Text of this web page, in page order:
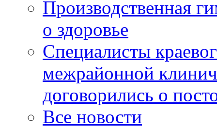
Производственная
о здоровье
Специалисты
межрайонной
договорились о
Все новости